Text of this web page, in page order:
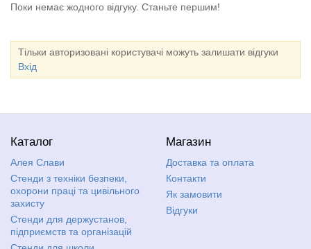
Поки немає жодного відгуку. Станьте першим!
Тільки авторизовані користувачі можуть залишати відгуки
Вхід
Каталог
Алея Слави
Стенди з техніки безпеки,
охорони праці та цивільного
захисту
Стенди для держустанов,
підприємств та організацій
Магазин
Доставка та оплата
Контакти
Як замовити
Відгуки